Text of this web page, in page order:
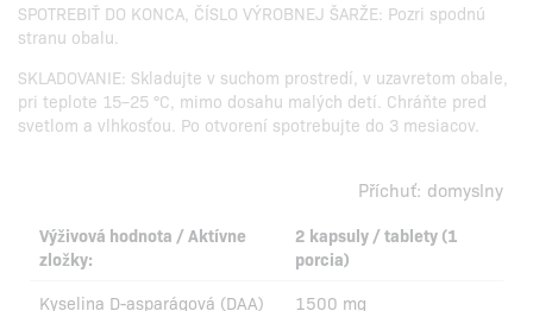
SPOTREBIŤ DO KONCA, ČÍSLO VÝROBNEJ ŠARŽE: Pozri spodnú
stranu obalu.
SKLADOVANIE: Skladujte v suchom prostredí, v uzavretom obale,
pri teplote 15–25 °C, mimo dosahu malých detí. Chráňte pred
svetlom a vlhkosťou. Po otvorení spotrebujte do 3 mesiacov.
Příchuť: domyslny
Výživová hodnota / Aktívne
zložky:
2 kapsuly / tablety (1
porcia)
Kyselina D-asparágová (DAA)
1500 mg